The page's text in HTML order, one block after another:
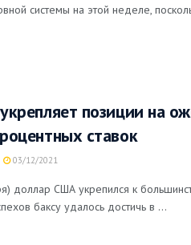
системы на этой неделе,
позиции на
ставок
03/12/2021
доллар США укрепился к
баксу удалось достичь в ...